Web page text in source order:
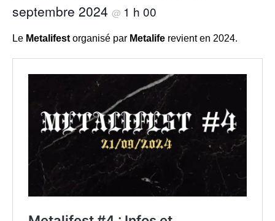
septembre 2024 @ 1 h 00
Le Metalifest organisé par Metalife revient en 2024.